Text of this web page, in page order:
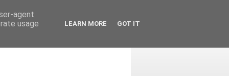
agent
usage
LEARN MORE GOT IT